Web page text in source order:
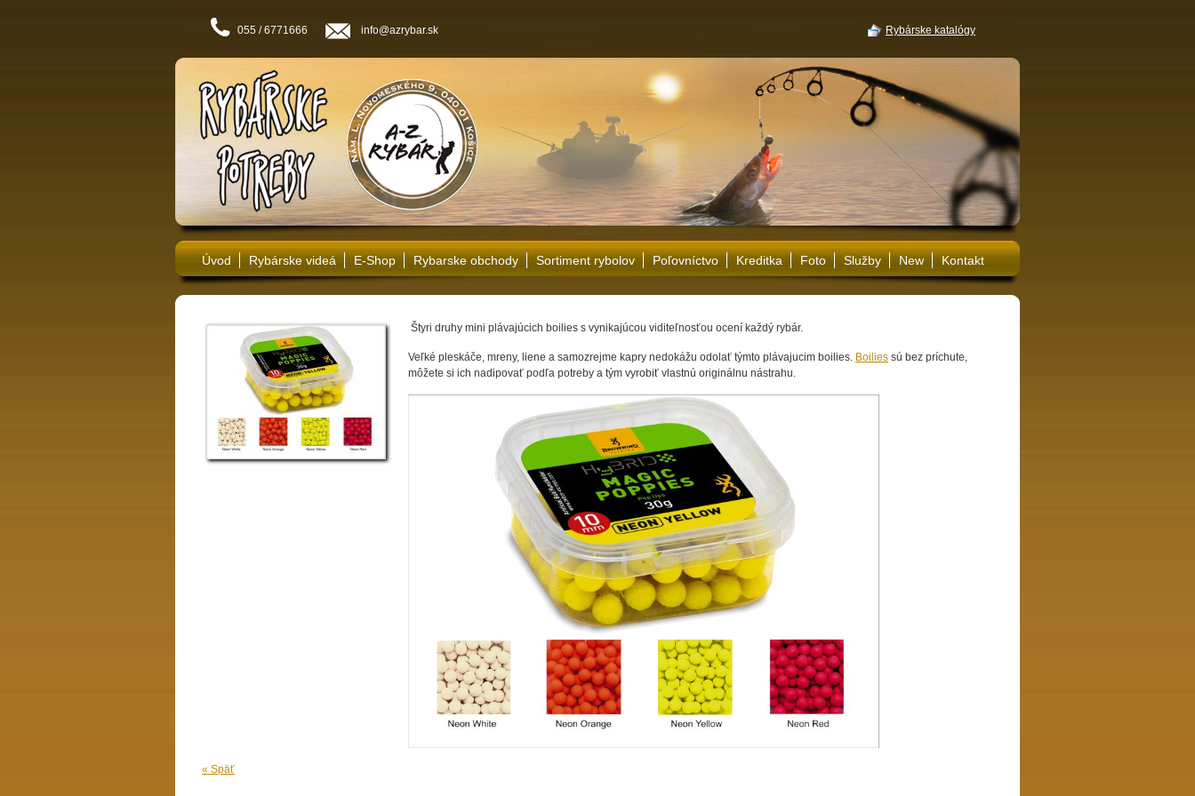
Štyri druhy mini plávajúcich boilies s vynikajúcou viditeľnosťou ocení každý rybár.
Veľké pleskáče, mreny, liene a samozrejme kapry nedokážu odolať týmto plávajucim boilies. Boilies sú bez príchute,
môžete si ich nadipovať podľa potreby a tým vyrobiť vlastnú originálnu nástrahu.
« Späť
Úvod Rybárske videá E-Shop Rybarske obchody Sortiment rybolov Poľovníctvo Kreditka Foto Služby New Kontakt
055 / 6771666 info@azrybar.sk Rybárske katalógy